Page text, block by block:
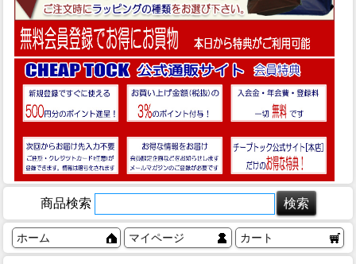
商品検索
ホーム マイページ カート